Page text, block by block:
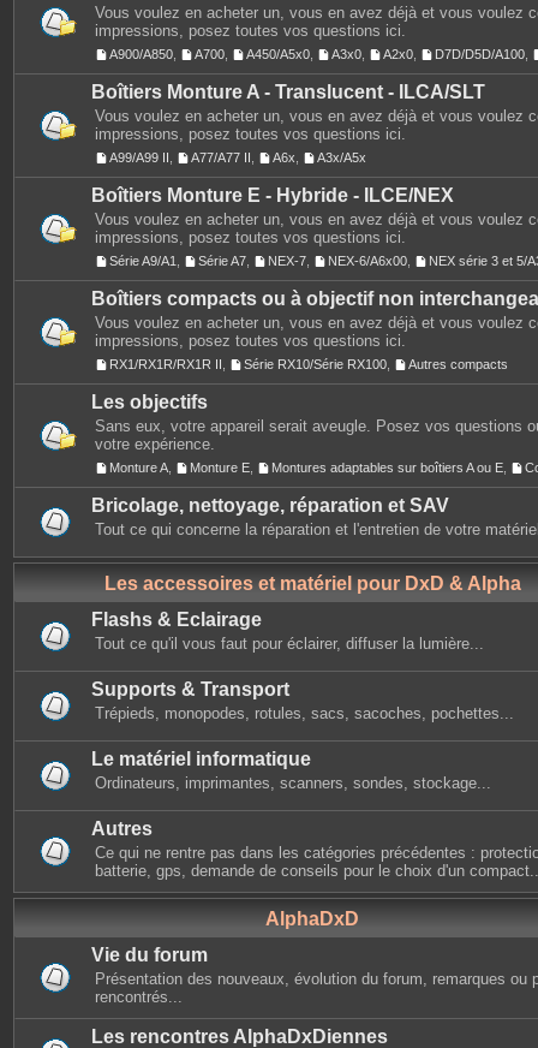
Vous voulez en acheter un, vous en avez déjà et vous voulez
impressions, posez toutes vos questions ici.
A900/A850 A700 A450/A5x0 A3x0 A2x0 D7D/D5D/A100
Boîtiers Monture A - Translucent - ILCA/SLT
Vous voulez en acheter un, vous en avez déjà et vous voulez
impressions, posez toutes vos questions ici.
A99/A99 II A77/A77 II A6x A3x/A5x
Boîtiers Monture E - Hybride - ILCE/NEX
Vous voulez en acheter un, vous en avez déjà et vous voulez
impressions, posez toutes vos questions ici.
Série A9/A1 Série A7 NEX-7 NEX-6/A6x00 NEX série 3 et 5/
Boîtiers compacts ou à objectif non
Vous voulez en acheter un, vous en avez déjà et vous voulez
impressions, posez toutes vos questions ici.
RX1/RX1R/RX1R II Série RX10/Série RX100 Autres compacts
Les objectifs
Sans eux, votre appareil serait aveugle. Posez vos questions
votre expérience.
Monture A Monture E Montures adaptables sur boîtiers A ou E
Bricolage, nettoyage, réparation et SAV
Tout ce qui concerne la réparation et l'entretien de votre
Les accessoires et matériel pour DxD & Alpha
Flashs & Eclairage
Tout ce qu'il vous faut pour éclairer, diffuser la lumière...
Supports & Transport
Trépieds, monopodes, rotules, sacs, sacoches, pochettes...
Le matériel informatique
Ordinateurs, imprimantes, scanners, sondes, stockage...
Autres
Ce qui ne rentre pas dans les catégories précédentes :
batterie, gps, demande de conseils pour le choix d'un
AlphaDxD
Vie du forum
Présentation des nouveaux, évolution du forum, remarques ou
rencontrés...
Les rencontres AlphaDxDiennes